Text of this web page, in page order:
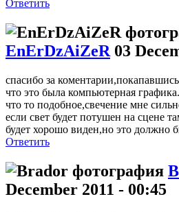
Ответить
EnErDzAiZeR 03
спасибо за
что это была компьютерная
что то подобное,свечение мне
если свет будет потушен на сцене
будет хорошо виден,но это должно
Ответить
December 2011 - 00:45